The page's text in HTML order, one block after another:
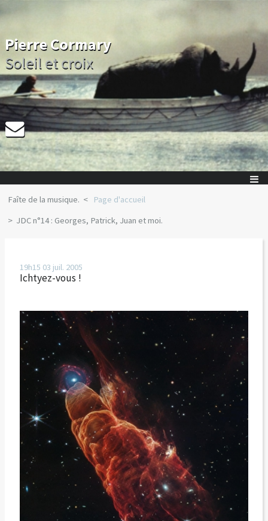
Pierre Cormary
Soleil et croix
Faîte de la musique.
Page d'accueil
JDC n°14 : Georges, Patrick, Juan et moi.
19h15 03 juil. 2005
Ichtyez-vous !